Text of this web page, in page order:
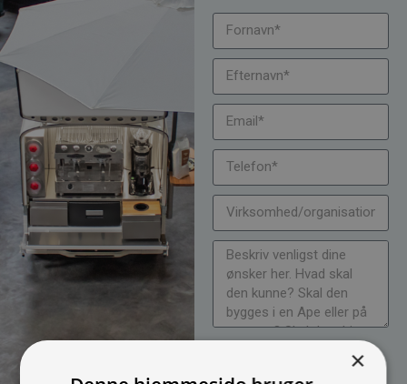
Jeg vil gerne modtage
nyheder på mail (bare rolig,
×